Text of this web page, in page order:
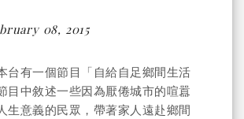
08, 2015
台有一個節目「自給自足鄉間生活
目中敘述一些因為厭倦城市的喧囂
生意義的民眾，帶著家人遠赴鄉間